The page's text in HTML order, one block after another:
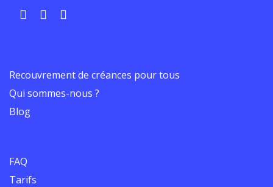
Recouvrement de créances pour tous
Qui sommes-nous ?
Blog
FAQ
Tarifs